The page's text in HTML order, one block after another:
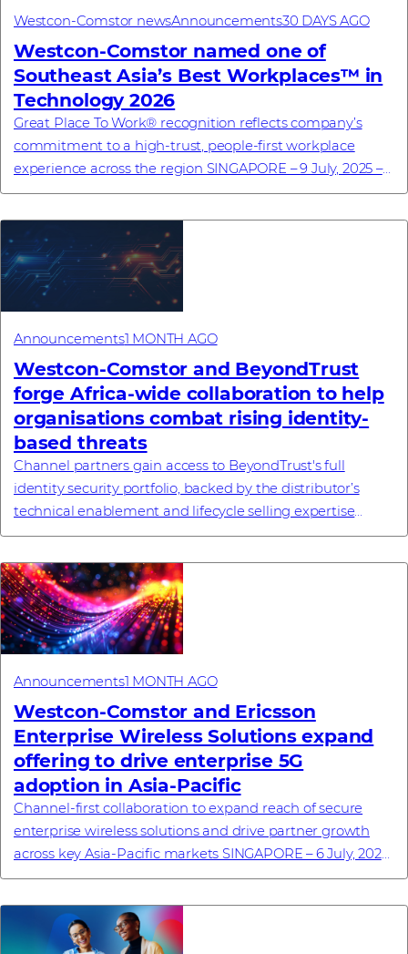
Westcon-Comstor newsAnnouncements30 DAYS AGO
Westcon-Comstor named one of
Southeast Asia’s Best Workplaces™ in
Technology 2026
Great Place To Work® recognition reflects company’s
commitment to a high-trust, people-first workplace
experience across the region SINGAPORE – 9 July, 2025 –
Westcon-Comstor, a global technology dis...
Announcements1 MONTH AGO
Westcon-Comstor and BeyondTrust
forge Africa-wide collaboration to help
organisations combat rising identity-
based threats
Channel partners gain access to BeyondTrust's full
identity security portfolio, backed by the distributor’s
technical enablement and lifecycle selling expertise
#investornews
Announcements1 MONTH AGO
Westcon-Comstor and Ericsson
Enterprise Wireless Solutions expand
offering to drive enterprise 5G
adoption in Asia-Pacific
Channel-first collaboration to expand reach of secure
enterprise wireless solutions and drive partner growth
across key Asia-Pacific markets SINGAPORE – 6 July, 2026
– Westcon-Comstor, a global techn...